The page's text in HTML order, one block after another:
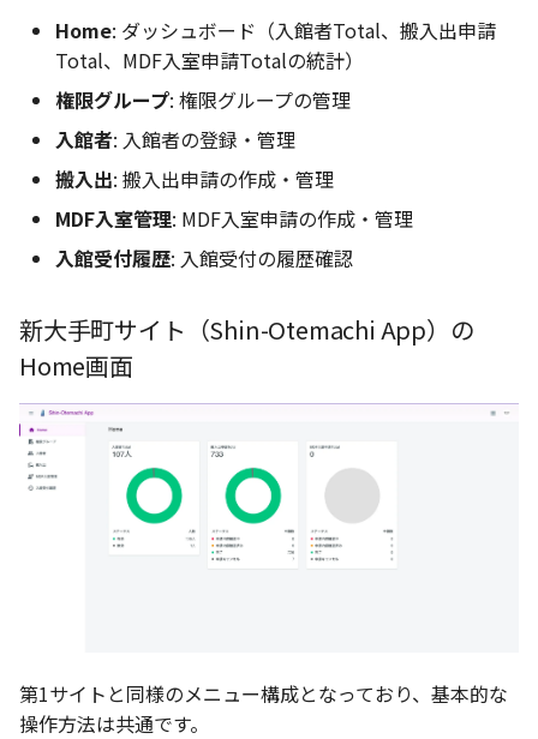
Home: ダッシュボード（入館者Total、搬入出申請
Total、MDF入室申請Totalの統計）
権限グループ: 権限グループの管理
入館者: 入館者の登録・管理
搬入出: 搬入出申請の作成・管理
MDF入室管理: MDF入室申請の作成・管理
入館受付履歴: 入館受付の履歴確認
新大手町サイト（Shin-Otemachi App）の
Home画面
第1サイトと同様のメニュー構成となっており、基本的な
操作方法は共通です。